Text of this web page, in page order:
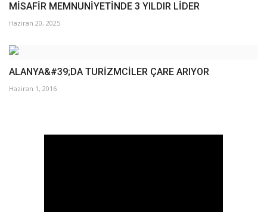
MİSAFİR MEMNUNİYETİNDE 3 YILDIR LİDER
Haziran 20, 2025
ALANYA&#39;DA TURİZMCİLER ÇARE ARIYOR
Haziran 1, 2016